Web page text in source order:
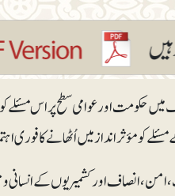
حکومت اور عوامی سطح پر اس مسئلے
کو مؤثرانداز میں اُٹھانے کا فوری
امن، انصاف اور کشمیریوں کے